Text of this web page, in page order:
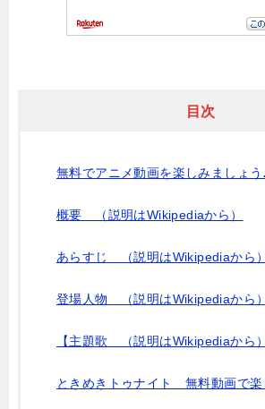
目次
無料でアニメ動画を楽しみましょう
概要 （説明はWikipediaから）
あらすじ （説明はWikipediaから）
登場人物 （説明はWikipediaから）
【主題歌 （説明はWikipediaから）
ときめきトゥナイト 無料動画で楽